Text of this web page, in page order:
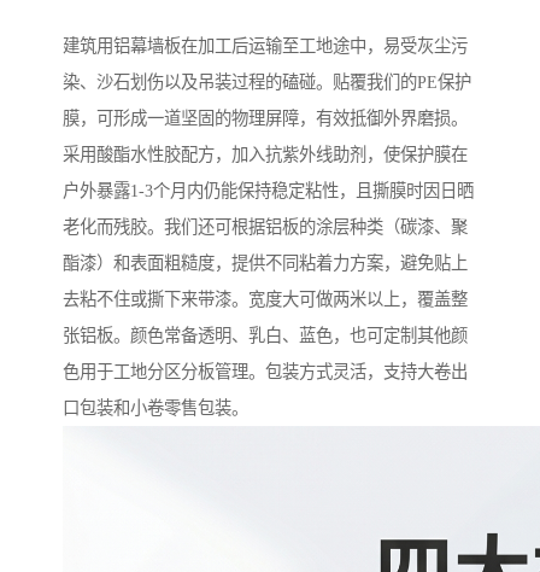
建筑用铝幕墙板在加工后运输至工地途中，易受灰尘污
染、沙石划伤以及吊装过程的磕碰。贴覆我们的PE保护
膜，可形成一道坚固的物理屏障，有效抵御外界磨损。
采用酸酯水性胶配方，加入抗紫外线助剂，使保护膜在
户外暴露1-3个月内仍能保持稳定粘性，且撕膜时因日晒
老化而残胶。我们还可根据铝板的涂层种类（碳漆、聚
酯漆）和表面粗糙度，提供不同粘着力方案，避免贴上
去粘不住或撕下来带漆。宽度大可做两米以上，覆盖整
张铝板。颜色常备透明、乳白、蓝色，也可定制其他颜
色用于工地分区分板管理。包装方式灵活，支持大卷出
口包装和小卷零售包装。